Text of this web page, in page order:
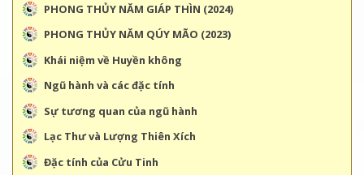
PHONG THỦY NĂM GIÁP THÌN (2024)
PHONG THỦY NĂM QÚY MÃO (2023)
Khái niệm về Huyền không
Ngũ hành và các đặc tính
Sự tương quan của ngũ hành
Lạc Thư và Lượng Thiên Xích
Đặc tính của Cửu Tinh